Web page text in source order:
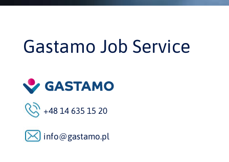
Gastamo Job Service
+48 14 635 15 20
info@gastamo.pl